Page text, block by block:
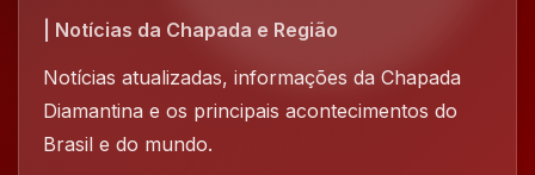
| Notícias da Chapada e Região
Notícias atualizadas, informações da Chapada
Diamantina e os principais acontecimentos do
Brasil e do mundo.